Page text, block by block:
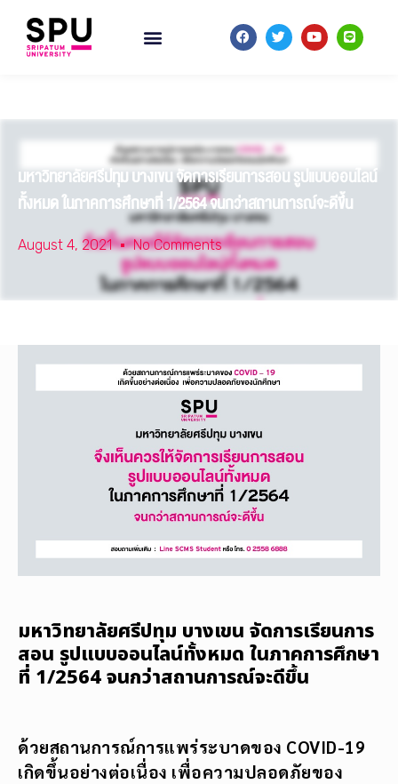
มหาวิทยาลัยศรีปทุม บางเขน จัดการเรียนการสอน รูปแบบออนไลน์
ทั้งหมด ในภาคการศึกษาที่ 1/2564 จนกว่าสถานการณ์จะดีขึ้น
August 4, 2021 No Comments
มหาวิทยาลัยศรีปทุม บางเขน จัดการเรียนการ
สอน รูปแบบออนไลน์ทั้งหมด ในภาคการศึกษา
ที่ 1/2564 จนกว่าสถานการณ์จะดีขึ้น
ด้วยสถานการณ์การแพร่ระบาดของ COVID-19
เกิดขึ้นอย่างต่อเนื่อง เพื่อความปลอดภัยของ